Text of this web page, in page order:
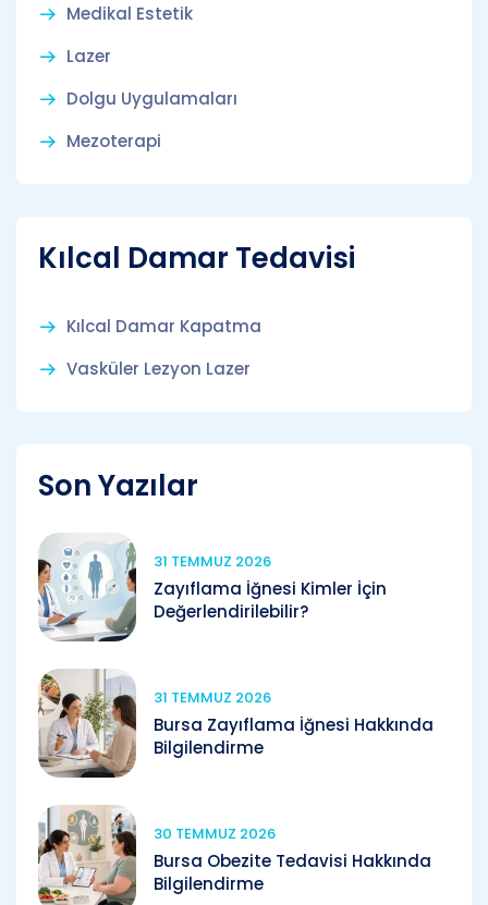
Medikal Estetik
Lazer
Dolgu Uygulamaları
Mezoterapi
Kılcal Damar Tedavisi
Kılcal Damar Kapatma
Vasküler Lezyon Lazer
Son Yazılar
31 TEMMUZ 2026
Zayıflama İğnesi Kimler İçin
Değerlendirilebilir?
31 TEMMUZ 2026
Bursa Zayıflama İğnesi Hakkında
Bilgilendirme
30 TEMMUZ 2026
Bursa Obezite Tedavisi Hakkında
Bilgilendirme